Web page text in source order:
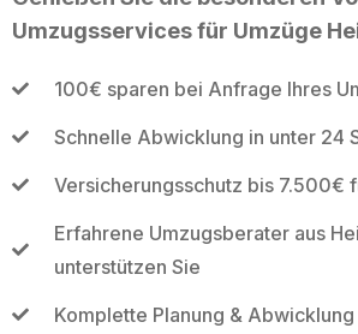
Umzugsservices für Umzüge
100€ sparen bei Anfrage Ihres
Schnelle Abwicklung in unter 24
Versicherungsschutz bis 7.500€
Erfahrene Umzugsberater aus
unterstützen Sie
Komplette Planung &